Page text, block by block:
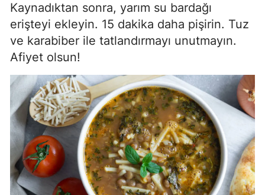
Kaynadıktan sonra, yarım su bardağı
erişteyi ekleyin. 15 dakika daha pişirin. Tuz
ve karabiber ile tatlandırmayı unutmayın.
Afiyet olsun!